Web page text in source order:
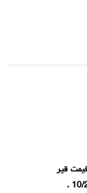
قیر
صادراتی بشکه ای 60/70 و قیر صادراتی فله ای 10/20 .